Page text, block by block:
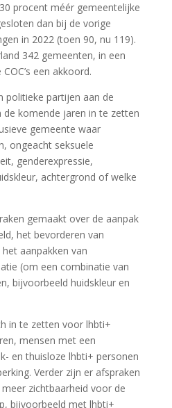
procent méér gemeentelijke
dan bij de vorige
in 2022 (toen 90, nu 119).
342 gemeenten, in een
een akkoord.
politieke partijen aan de
de komende jaren in te zetten
gemeente waar
ongeacht seksuele
genderexpressie,
achtergrond of welke
gemaakt over de aanpak
het bevorderen van
aanpakken van
(om een combinatie van
bijvoorbeeld huidskleur en
in te zetten voor lhbti+
mensen met een
en thuisloze lhbti+ personen
Verder zijn er afspraken
zichtbaarheid voor de
bijvoorbeeld met lhbti+